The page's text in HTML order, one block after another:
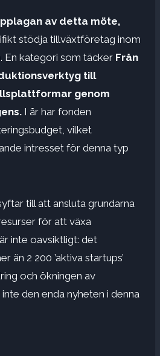
av detta möte,
stödja tillväxtföretag inom
En kategori som täcker Från
till
genom
I år har fonden
vilket
intresset för denna typ
till att ansluta grundarna
för att växa
inte oavsiktligt: det
än 2 200 ’aktiva startups’
och ökningen av
den enda nyheten i denna